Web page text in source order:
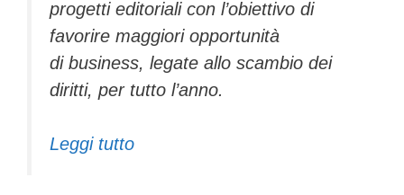
progetti editoriali con l’obiettivo di
favorire maggiori opportunità
di business, legate allo scambio dei
diritti, per tutto l’anno.
Leggi tutto